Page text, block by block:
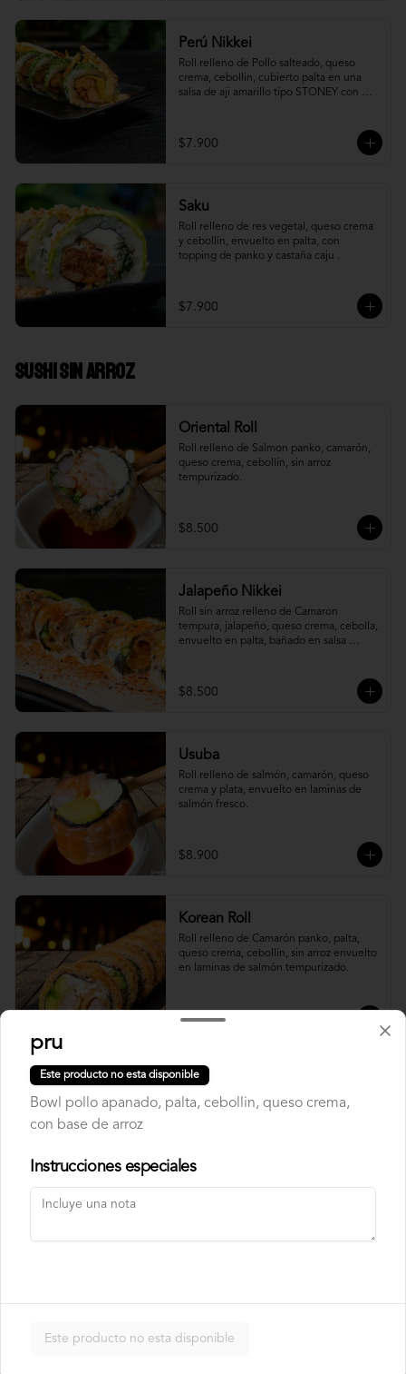
Perú Nikkei
Roll relleno de Pollo salteado, queso
crema, cebollin, cubierto palta en una
salsa de aji amarillo tipo STONEY con
$7.900
Saku
Roll relleno de res vegetal, queso crema
y cebollín, envuelto en palta, con
topping de panko y castaña caju .
$7.900
Sushi Sin Arroz
Oriental Roll
Roll relleno de Salmon panko, camarón,
queso crema, cebollín, sin arroz
tempurizado.
$8.500
Jalapeño Nikkei
Roll sin arroz relleno de Camaron
tempura, jalapeño, queso crema, cebolla,
envuelto en palta, bañado en salsa
$8.500
Usuba
Roll relleno de salmón, camarón, queso
crema y plata, envuelto en laminas de
salmón fresco.
$8.900
Korean Roll
Roll relleno de Camarón panko, palta,
queso crema, cebollín, sin arroz envuelto
en laminas de salmón tempurizado.
$8.500
Crunch Roll
Roll relleno de Pollo apanado , queso
Nori Champ Roll
$7.900
pru
Este producto no esta disponible
Bowl pollo apanado, palta, cebollin, queso crema,
con base de arroz
Instrucciones especiales
Este producto no esta disponible